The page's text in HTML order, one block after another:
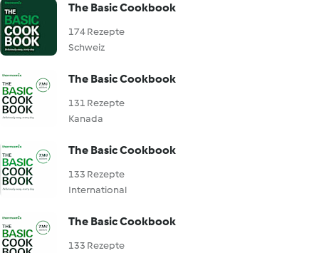
The Basic Cookbook
174 Rezepte
Schweiz
The Basic Cookbook
131 Rezepte
Kanada
The Basic Cookbook
133 Rezepte
International
The Basic Cookbook
133 Rezepte